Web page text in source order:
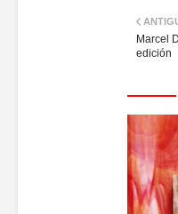
Marcel
edición